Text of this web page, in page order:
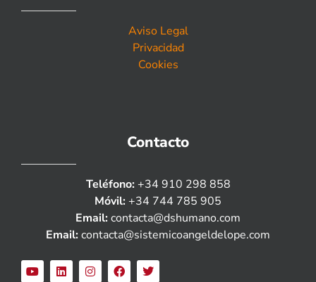
Aviso Legal
Privacidad
Cookies
Contacto
Teléfono: +34 910 298 858
Móvil: +34 744 785 905
Email: contacta@dshumano.com
Email: contacta@sistemicoangeldelope.com